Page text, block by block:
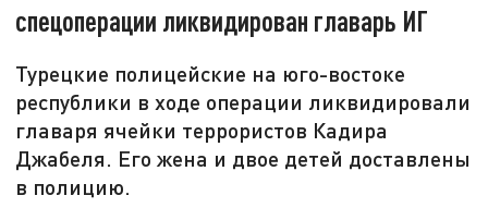
спецоперации ликвидирован главарь ИГ
Турецкие полицейские на юго-востоке
республики в ходе операции ликвидировали
главаря ячейки террористов Кадира
Джабеля. Его жена и двое детей доставлены
в полицию.